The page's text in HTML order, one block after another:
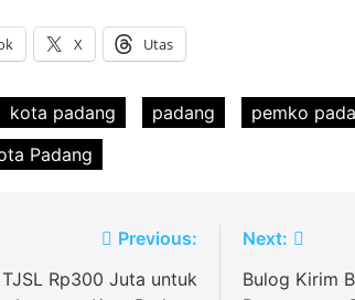
X Utas
kota padang padang pemko
Padang
Previous:
Rp300 Juta untuk
Next:
Bulog Kirim